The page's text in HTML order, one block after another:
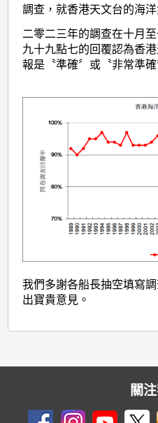
調查，就香港天文台的海
二零二三年的調查在十月
九十九點七的回覆認為香
報是〝準確〞或〝非常準確
我們多謝各船長抽空填寫
出寶貴意見。
關